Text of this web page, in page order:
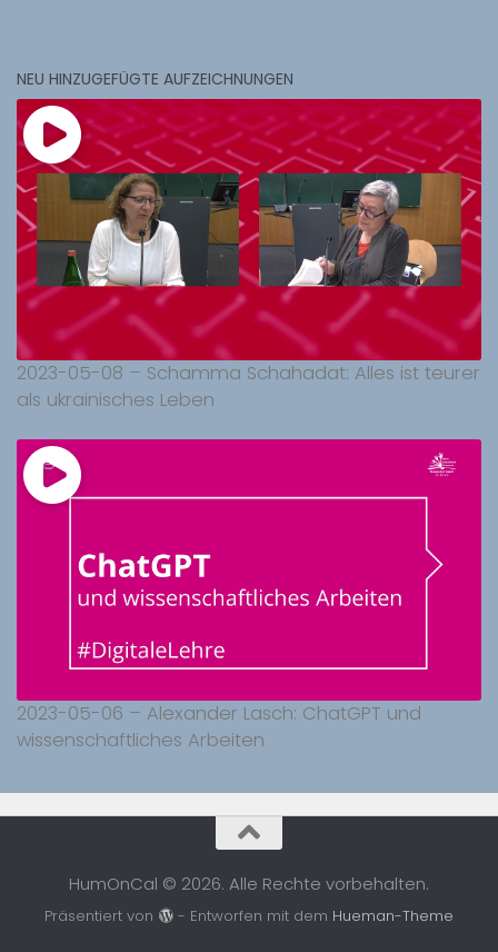
NEU HINZUGEFÜGTE AUFZEICHNUNGEN
2023-05-08 – Schamma Schahadat: Alles ist teurer
als ukrainisches Leben
2023-05-06 – Alexander Lasch: ChatGPT und
wissenschaftliches Arbeiten
HumOnCal © 2026. Alle Rechte vorbehalten.
Präsentiert von - Entworfen mit dem Hueman-Theme